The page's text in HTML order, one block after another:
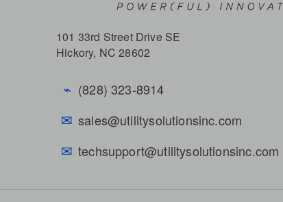
101 33rd Street Drive SE
Hickory, NC 28602
⌁ (828) 323-8914
✉ sales@utilitysolutionsinc.com
✉ techsupport@utilitysolutionsinc.com